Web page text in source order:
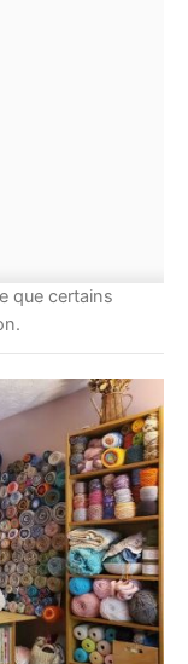
que certains